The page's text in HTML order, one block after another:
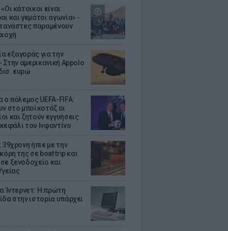
κάτοικοι είναι
και γεμάτοι αγωνία» -
παραμένουν
εξαγοράς για την
Στην αμερικανική Appolo
ευρώ
ο πόλεμος UEFA-FIFA:
στο μποϊκοτάζ οι
και ζητούν εγγυήσεις
του Ινφαντίνο
39χρονη ήπιε με την
της σε boat trip και
ξενοδοχείο και
Ίντερνετ: Η πρώτη
στην ιστορία υπάρχει